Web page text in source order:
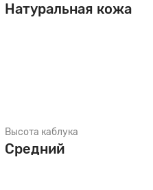
Натуральная кожа
Высота каблука
Средний